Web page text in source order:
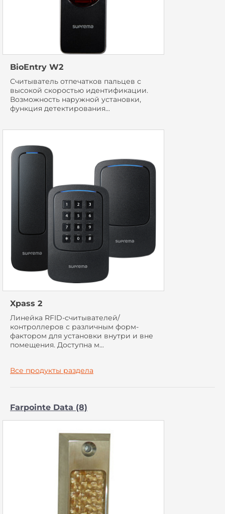
BioEntry W2
Считыватель отпечатков пальцев с
высокой скоростью идентификации.
Возможность наружной установки,
функция детектирования...
Xpass 2
Линейка RFID-считывателей/
контроллеров с различным форм-
фактором для установки внутри и вне
помещения. Доступна м...
Все продукты раздела
Farpointe Data (8)